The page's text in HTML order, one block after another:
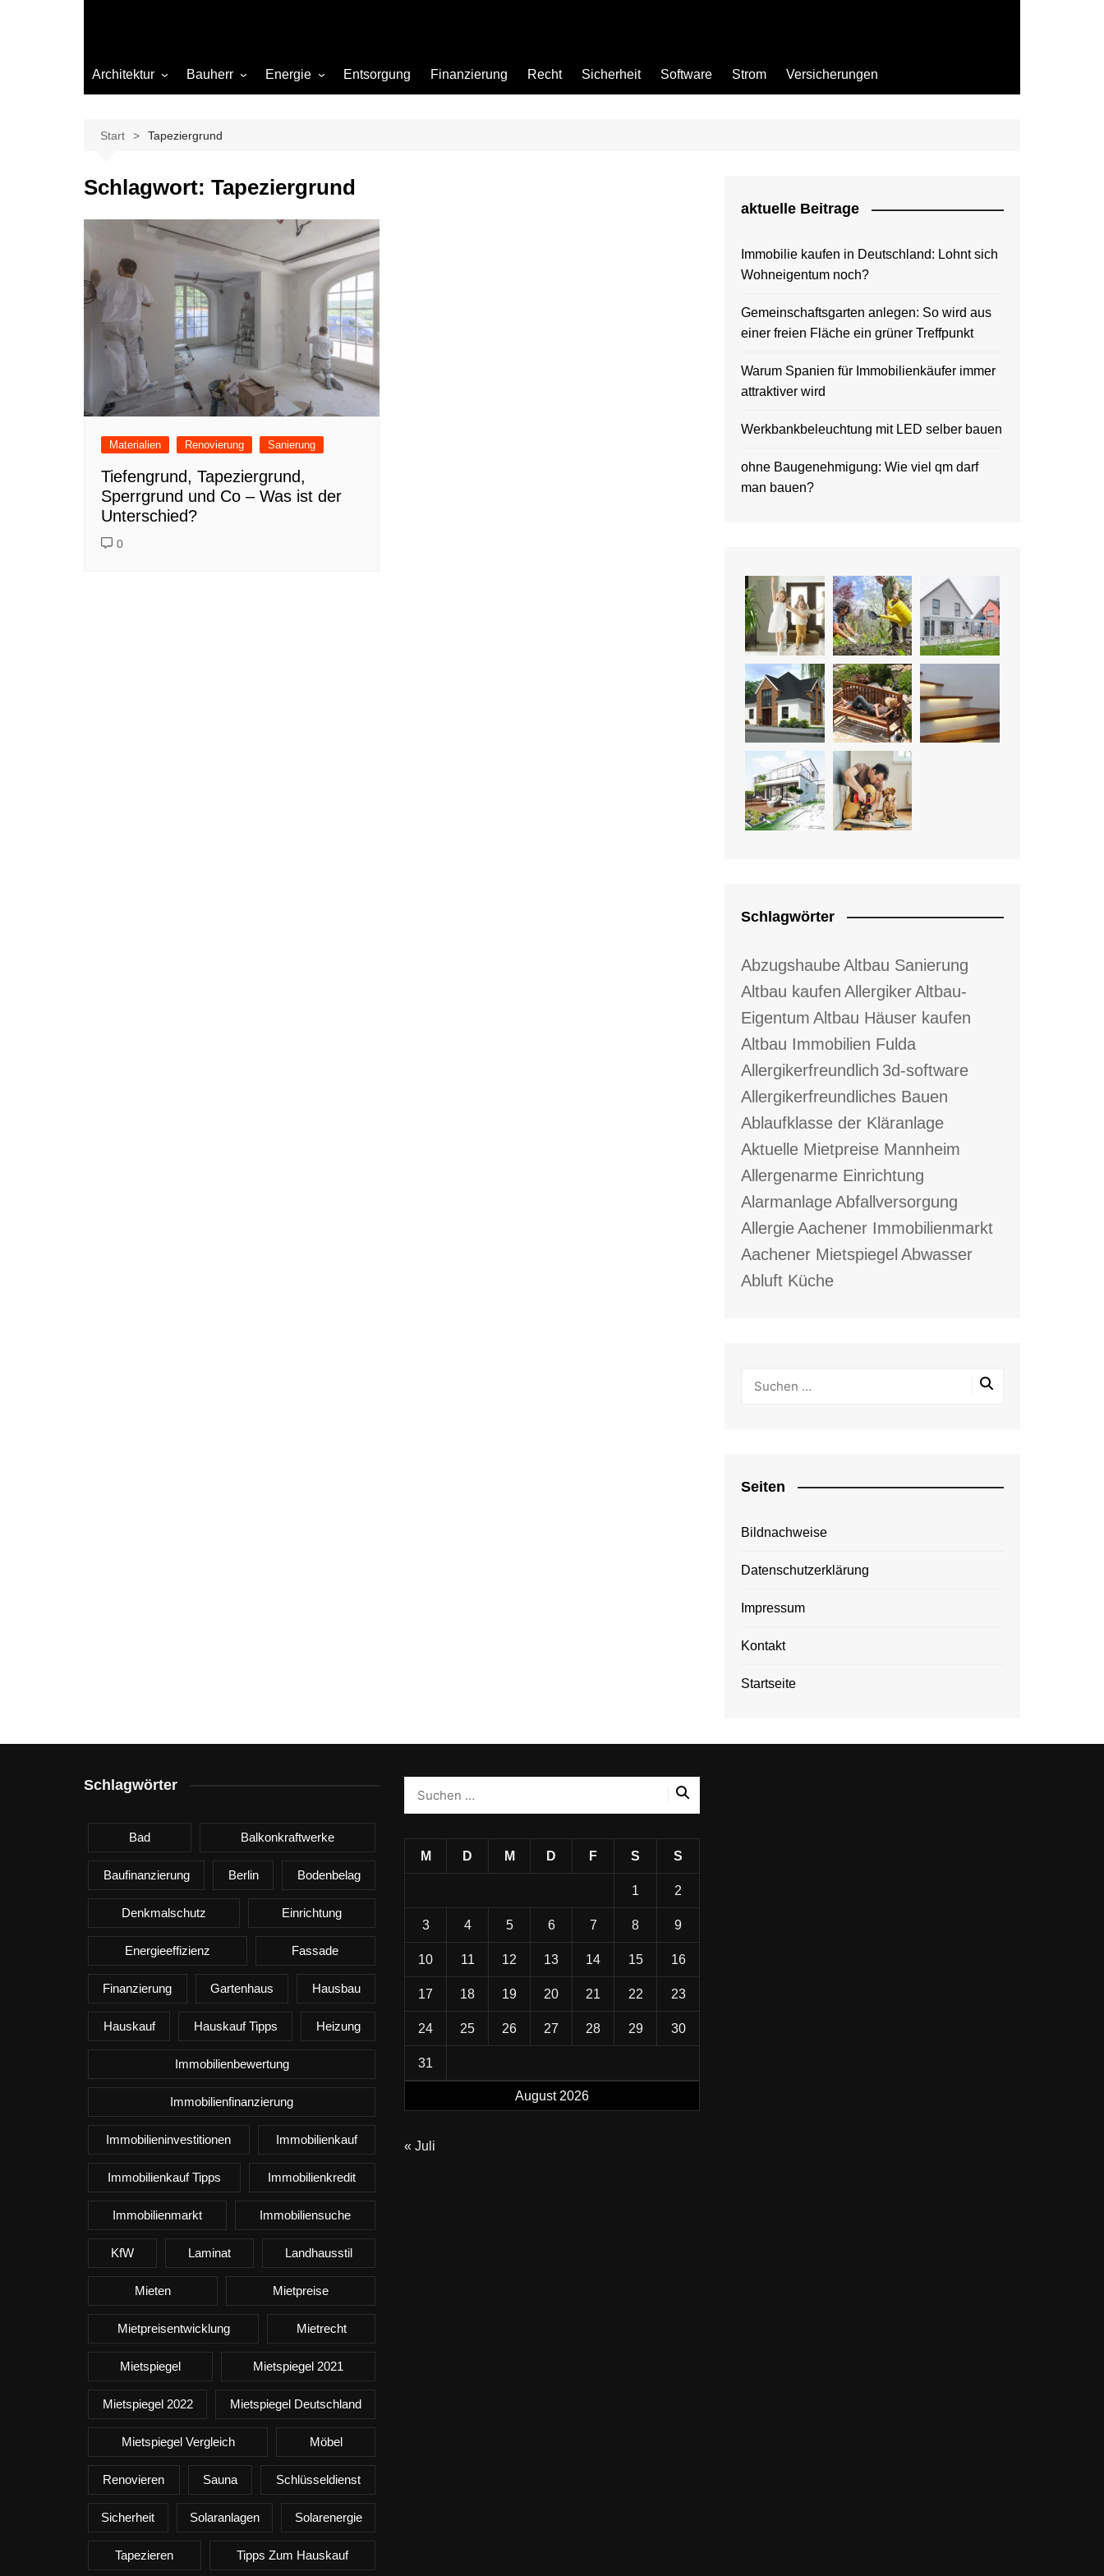
Architektur Bauherr
Beleuchtung
Garten
Küche
Materialien
Ökologisch bauen
Renovierung
Sanierung
Hygiene
Energie Entsorgung Finanzierung Recht Sicherheit Software Strom Versicherungen
Start Tapeziergrund
Schlagwort: Tapeziergrund
Materialien Renovierung Sanierung
Tiefengrund, Tapeziergrund,
Sperrgrund und Co – Was ist der
Unterschied?
0
aktuelle Beitrage
Immobilie kaufen in Deutschland: Lohnt sich
Wohneigentum noch?
Gemeinschaftsgarten anlegen: So wird aus
einer freien Fläche ein grüner Treffpunkt
Warum Spanien für Immobilienkäufer immer
attraktiver wird
Werkbankbeleuchtung mit LED selber bauen
ohne Baugenehmigung: Wie viel qm darf
man bauen?
Schlagwörter
AbzugshaubeAltbau Sanierung
Altbau kaufen AllergikerAltbau-
Eigentum Altbau Häuser kaufen
Altbau Immobilien Fulda
Allergikerfreundlich 3d-software
Allergikerfreundliches Bauen
Ablaufklasse der Kläranlage
Aktuelle Mietpreise Mannheim
Allergenarme Einrichtung
AlarmanlageAbfallversorgung
AllergieAachener Immobilienmarkt
Aachener Mietspiegel Abwasser
Abluft Küche
Seiten
Bildnachweise
Datenschutzerklärung
Impressum
Kontakt
Startseite
Schlagwörter
Bad Balkonkraftwerke
Baufinanzierung Berlin Bodenbelag
Denkmalschutz Einrichtung
Energieeffizienz Fassade
Finanzierung Gartenhaus Hausbau
Hauskauf Hauskauf Tipps Heizung
Immobilienbewertung
Immobilienfinanzierung
Immobilieninvestitionen Immobilienkauf
Immobilienkauf Tipps Immobilienkredit
Immobilienmarkt Immobiliensuche
KfW Laminat Landhausstil
Mieten Mietpreise
Mietpreisentwicklung Mietrecht
Mietspiegel Mietspiegel 2021
Mietspiegel 2022 Mietspiegel Deutschland
Mietspiegel Vergleich Möbel
Renovieren Sauna Schlüsseldienst
Sicherheit Solaranlagen Solarenergie
Tapezieren Tipps Zum Hauskauf
August 2026
M D M D F S S
1 2
3 4 5 6 7 8 9
10 11 12 13 14 15 16
17 18 19 20 21 22 23
24 25 26 27 28 29 30
31
« Juli